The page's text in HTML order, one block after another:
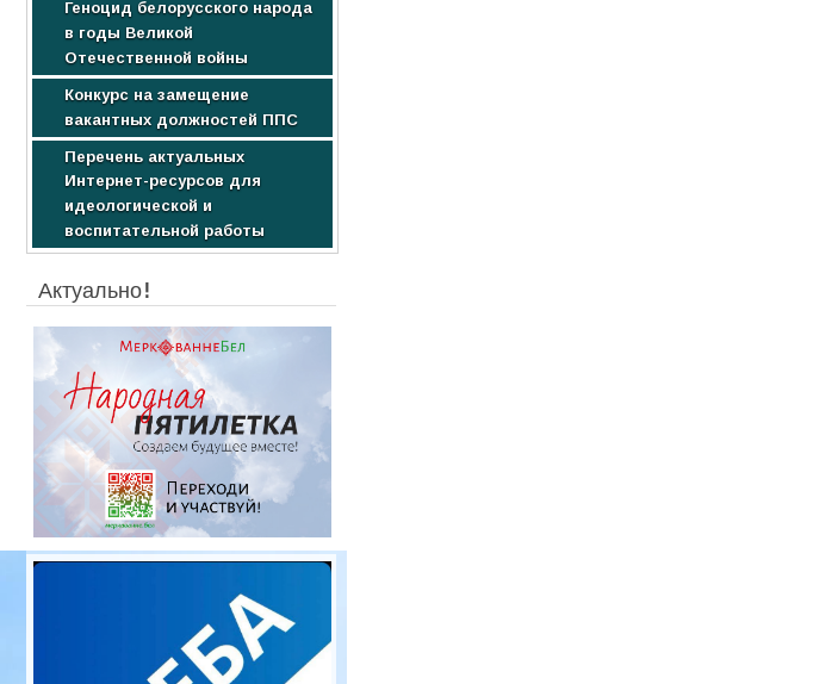
Научные издания
Студентам
Образовательные услуги
Стоимость обучения
Геноцид белорусского народа
в годы Великой
Отечественной войны
Конкурс на замещение
вакантных должностей ППС
Перечень актуальных
Интернет-ресурсов для
идеологической и
воспитательной работы
Актуально!